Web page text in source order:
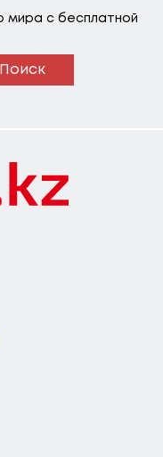
мира с бесплатной
Поиск